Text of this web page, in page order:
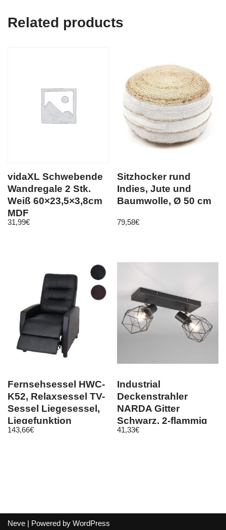
Related products
vidaXL Schwebende
Wandregale 2 Stk.
Weiß 60×23,5×3,8cm
MDF
31,99€
Sitzhocker rund
Indies, Jute und
Baumwolle, Ø 50 cm
79,58€
Fernsehsessel HWC-
K52, Relaxsessel TV-
Sessel Liegesessel,
Liegefunktion
Kunstleder
143,66€
Industrial
Deckenstrahler
NARDA Gitter
Schwarz, 2-flammig
41,33€
Neve | Powered by WordPress